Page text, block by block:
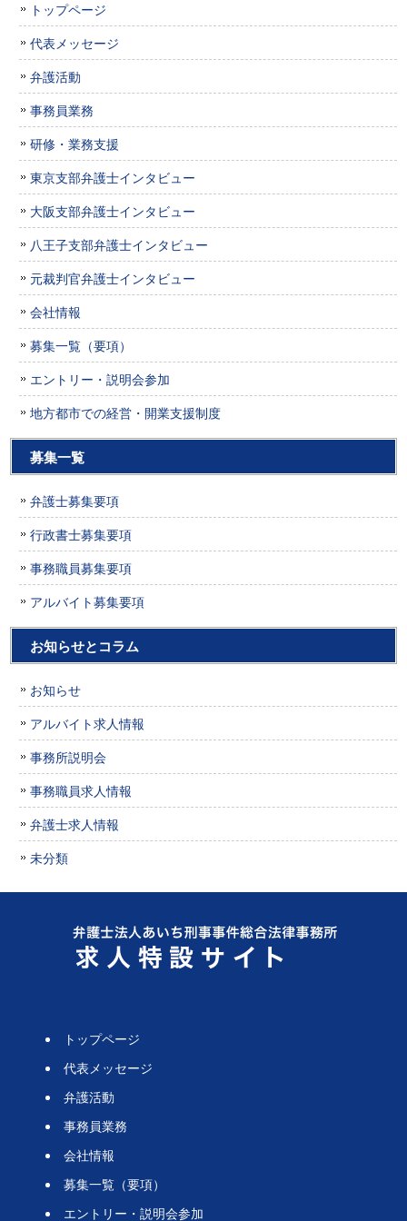
トップページ
代表メッセージ
弁護活動
事務員業務
研修・業務支援
東京支部弁護士インタビュー
大阪支部弁護士インタビュー
八王子支部弁護士インタビュー
元裁判官弁護士インタビュー
会社情報
募集一覧（要項）
エントリー・説明会参加
地方都市での経営・開業支援制度
募集一覧
弁護士募集要項
行政書士募集要項
事務職員募集要項
アルバイト募集要項
お知らせとコラム
お知らせ
アルバイト求人情報
事務所説明会
事務職員求人情報
弁護士求人情報
未分類
トップページ
代表メッセージ
弁護活動
事務員業務
会社情報
募集一覧（要項）
エントリー・説明会参加